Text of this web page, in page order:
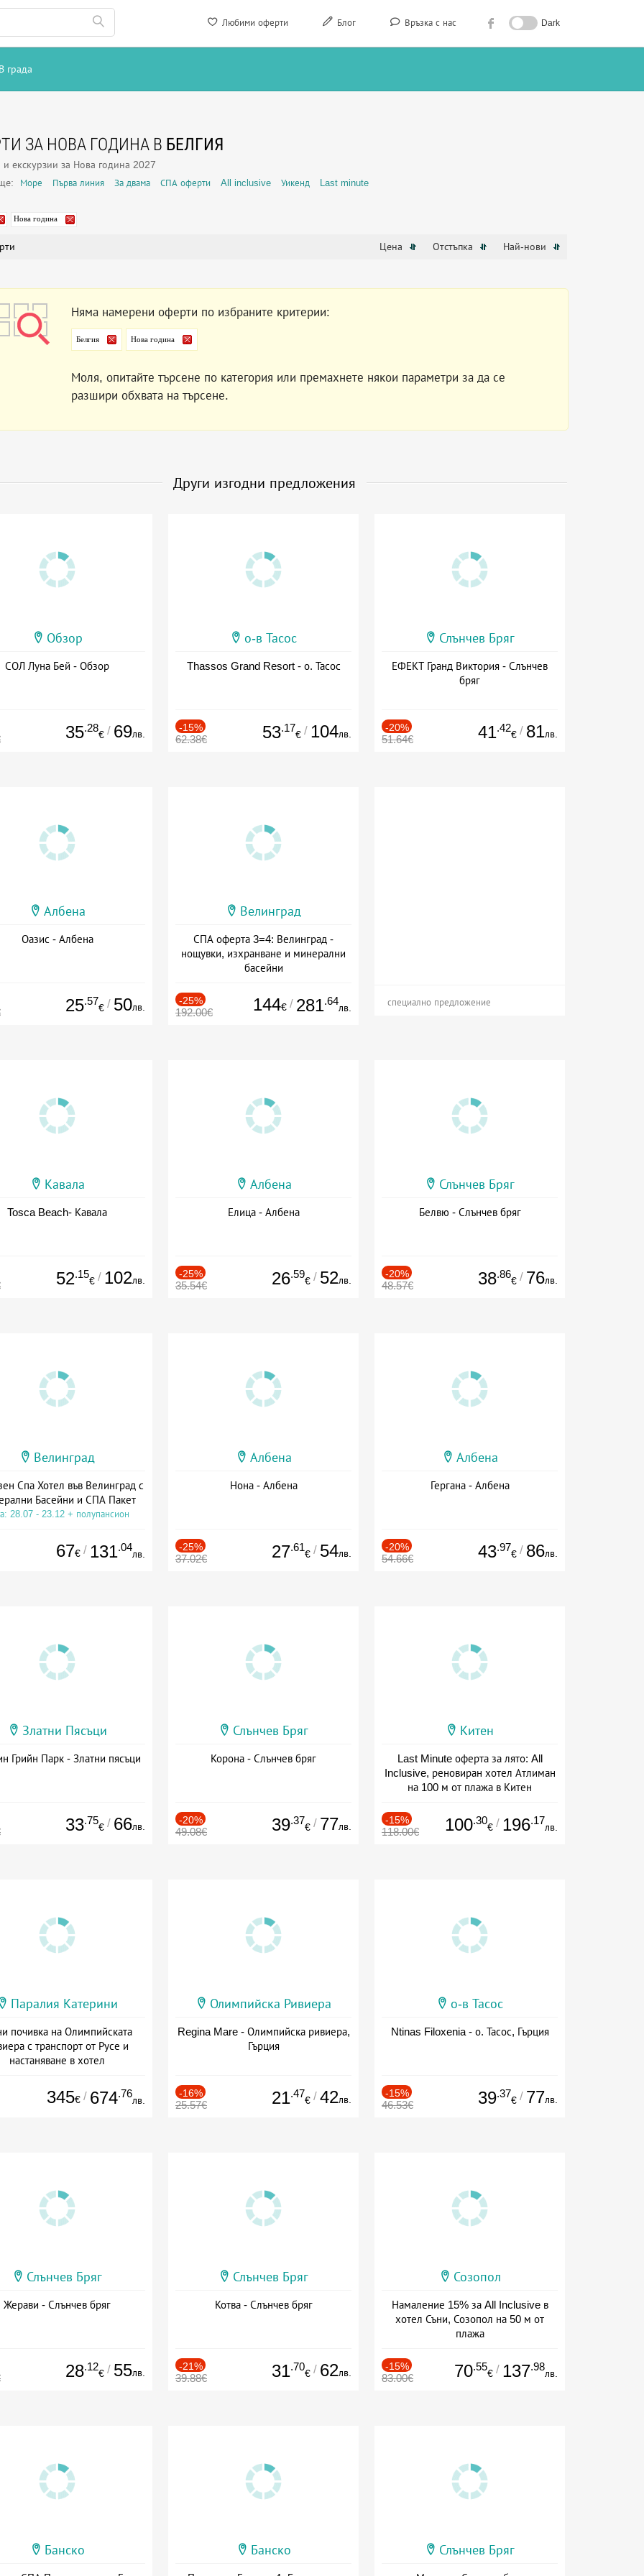
Любими оферти Блог Връзка с нас Dark
В града
ЗА НОВА ГОДИНА В БЕЛГИЯ
и екскурзии за Нова година 2027
Море Първа линия За двама СПА оферти All inclusive Уикенд Last minute
Нова година
Цена Отстъпка Най-нови
Няма намерени оферти по избраните критерии:
Белгия Нова година
Моля, опитайте търсене по категория или премахнете някои параметри за да се
разшири обхвата на търсене.
Други изгодни предложения
Обзор
СОЛ Луна Бей - Обзор
35.28
€ / 69лв.
о-в Тасос
Thassos Grand Resort - о. Тасос
-15%
62.38€ 53.17
€ / 104лв.
Слънчев Бряг
ЕФЕКТ Гранд Виктория - Слънчев
бряг
-20%
51.64€ 41.42
€ / 81лв.
Албена
Оазис - Албена
25.57
€ / 50лв.
Велинград
СПА оферта 3=4: Велинград -
нощувки, изхранване и минерални
басейни
-25%
192.00€ 144€ / 281.64
лв. специално предложение
Кавала
Tosca Beach- Кавала
52.15
€ / 102лв.
Албена
Елица - Албена
-25%
35.54€ 26.59
€ / 52лв.
Слънчев Бряг
Белвю - Слънчев бряг
-20%
48.57€ 38.86
€ / 76лв.
Велинград
Спа Хотел във Велинград с
Басейни и СПА Пакет
28.07 - 23.12 + полупансион
67€ / 131.04
лв.
Албена
Нона - Албена
-25%
37.02€ 27.61
€ / 54лв.
Албена
Гергана - Албена
-20%
54.66€ 43.97
€ / 86лв.
Златни Пясъци
Грийн Парк - Златни пясъци
33.75
€ / 66лв.
Слънчев Бряг
Корона - Слънчев бряг
-20%
49.08€ 39.37
€ / 77лв.
Китен
Last Minute оферта за лято: All
Inclusive, реновиран хотел Атлиман
на 100 м от плажа в Китен
-15%
118.00€ 100.30
€ / 196.17
лв.
Паралия Катерини
почивка на Олимпийската
с транспорт от Русе и
настаняване в хотел
345€ / 674.76
лв.
Олимпийска Ривиера
Regina Mare - Олимпийска ривиера,
Гърция
-16%
25.57€ 21.47
€ / 42лв.
о-в Тасос
Ntinas Filoxenia - о. Тасос, Гърция
-15%
46.53€ 39.37
€ / 77лв.
Слънчев Бряг
Жерави - Слънчев бряг
28.12
€ / 55лв.
Слънчев Бряг
Котва - Слънчев бряг
-21%
39.88€ 31.70
€ / 62лв.
Созопол
Намаление 15% за All Inclusive в
хотел Съни, Созопол на 50 м от
плажа
-15%
83.00€ 70.55
€ / 137.98
лв.
Банско Банско Слънчев Бряг